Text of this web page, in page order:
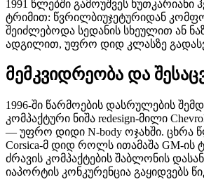
1991 წლებში გამოუშვეს ხუთკარიანი
ტრიმით: წვრილბიუჯეტურიდან
შეიძლებოდა სედანის სხეულით ან
ადგილით, უფრო დიდ კლასზე
მემკვიდრეობა და
1996-ში წარმოების დასრულების
კომპაქტური ნიშა redesign-მილი
— უფრო დიდი N-body ოჯახში. ცხრა
Corsica-მ დიდ როლს ითამაშა GM-ის
ძრავის კომპაქტების შაბლონის
იაპორტის კონკურენცია გაყიდვებს